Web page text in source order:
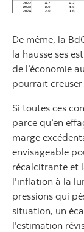
De même, la
la hausse ses
de l’économie
pourrait
Si toutes ces
parce qu’en
marge
envisageable
récalcitrante et
l’inflation à la
pressions qui
situation, un
l’estimation